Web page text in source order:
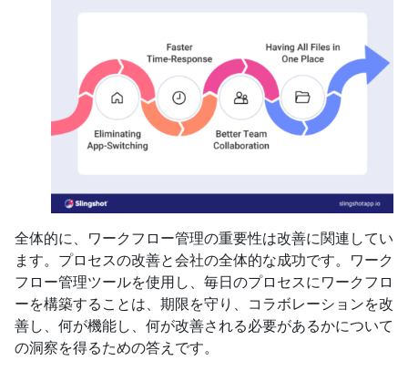
全体的に、ワークフロー管理の重要性は改善に関連してい
ます。プロセスの改善と会社の全体的な成功です。ワーク
フロー管理ツールを使用し、毎日のプロセスにワークフロ
ーを構築することは、期限を守り、コラボレーションを改
善し、何が機能し、何が改善される必要があるかについて
の洞察を得るための答えです。